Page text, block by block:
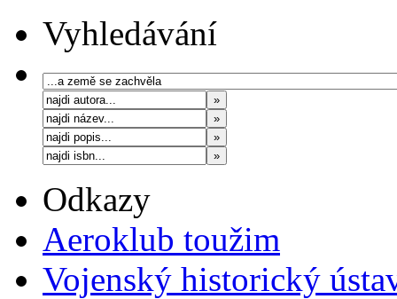
Vyhledávání
Odkazy
Aeroklub toužim
Vojenský historický